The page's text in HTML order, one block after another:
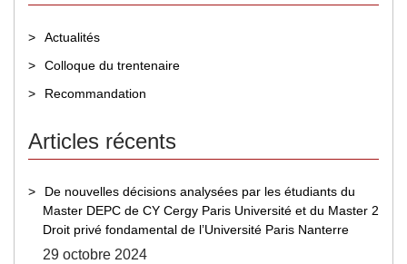
Actualités
Colloque du trentenaire
Recommandation
Articles récents
De nouvelles décisions analysées par les étudiants du
Master DEPC de CY Cergy Paris Université et du Master 2
Droit privé fondamental de l’Université Paris Nanterre
29 octobre 2024